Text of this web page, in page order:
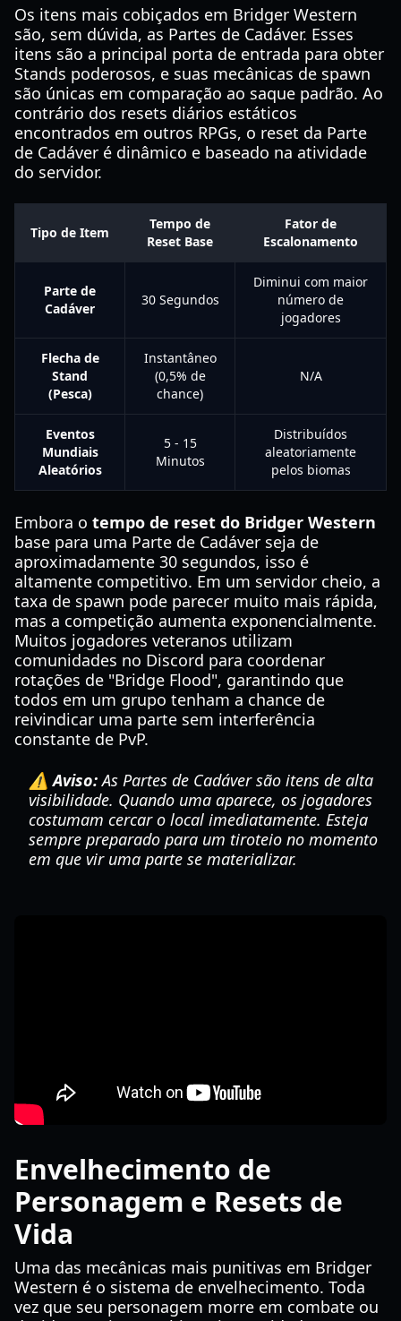
Os itens mais cobiçados em Bridger Western
são, sem dúvida, as Partes de Cadáver. Esses
itens são a principal porta de entrada para obter
Stands poderosos, e suas mecânicas de spawn
são únicas em comparação ao saque padrão. Ao
contrário dos resets diários estáticos
encontrados em outros RPGs, o reset da Parte
de Cadáver é dinâmico e baseado na atividade
do servidor.
Tipo de Item
Tempo de
Reset Base
Fator de
Escalonamento
Parte de
Cadáver
30 Segundos
Diminui com maior
número de
jogadores
Flecha de
Stand
(Pesca)
Instantâneo
(0,5% de
chance)
N/A
Eventos
Mundiais
Aleatórios
5 - 15
Minutos
Distribuídos
aleatoriamente
pelos biomas
Embora o tempo de reset do Bridger Western
base para uma Parte de Cadáver seja de
aproximadamente 30 segundos, isso é
altamente competitivo. Em um servidor cheio, a
taxa de spawn pode parecer muito mais rápida,
mas a competição aumenta exponencialmente.
Muitos jogadores veteranos utilizam
comunidades no Discord para coordenar
rotações de "Bridge Flood", garantindo que
todos em um grupo tenham a chance de
reivindicar uma parte sem interferência
constante de PvP.
⚠️ Aviso:As Partes de Cadáver são itens de alta
visibilidade. Quando uma aparece, os jogadores
costumam cercar o local imediatamente. Esteja
sempre preparado para um tiroteio no momento
em que vir uma parte se materializar.
Envelhecimento de
Personagem e Resets de
Vida
Uma das mecânicas mais punitivas em Bridger
Western é o sistema de envelhecimento. Toda
vez que seu personagem morre em combate ou